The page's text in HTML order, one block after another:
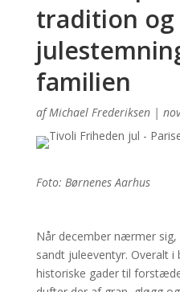
tradition og
familien
afMichael Frederiksen|
Foto: Børnenes Aarhus
Når december nærmer
sandt juleeventyr. Overalt i
historiske gader til